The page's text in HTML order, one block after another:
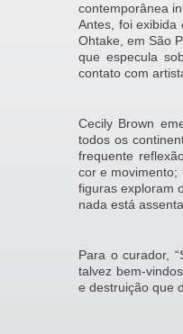
contemporânea
Antes, foi exibida
Ohtake, em São
que especula
contato com
Cecily Brown
todos os
frequente
cor e movimento;
figuras exploram
nada está
Para o curador,
talvez bem-
e destruição que